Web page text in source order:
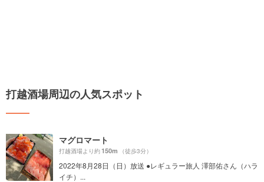
打越酒場周辺の人気スポット
マグロマート
打越酒場より約150m （徒歩3分）
2022年8月28日（日）放送 ●レギュラー旅人 澤部佑さん（ハラ
イチ）...